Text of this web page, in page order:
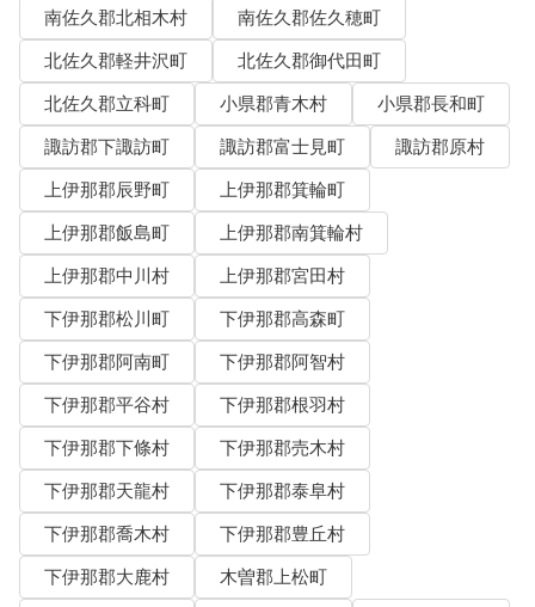
南佐久郡北相木村
南佐久郡佐久穂町
北佐久郡軽井沢町
北佐久郡御代田町
北佐久郡立科町
小県郡青木村
小県郡長和町
諏訪郡下諏訪町
諏訪郡富士見町
諏訪郡原村
上伊那郡辰野町
上伊那郡箕輪町
上伊那郡飯島町
上伊那郡南箕輪村
上伊那郡中川村
上伊那郡宮田村
下伊那郡松川町
下伊那郡高森町
下伊那郡阿南町
下伊那郡阿智村
下伊那郡平谷村
下伊那郡根羽村
下伊那郡下條村
下伊那郡売木村
下伊那郡天龍村
下伊那郡泰阜村
下伊那郡喬木村
下伊那郡豊丘村
下伊那郡大鹿村
木曽郡上松町